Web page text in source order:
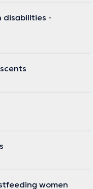
-
women